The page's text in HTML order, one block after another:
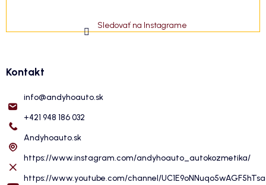
Sledovať na Instagrame
Kontakt
info@andyhoauto.sk
+421 948 186 032
Andyhoauto.sk
https://www.instagram.com/andyhoauto_autokozmetika/
https://www.youtube.com/channel/